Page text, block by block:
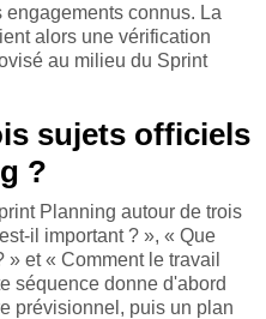
engagements connus. La
alors une vérification
au milieu du Sprint
sujets officiels
?
Planning autour de trois
il important ? », « Que
et « Comment le travail
séquence donne d'abord
prévisionnel, puis un plan